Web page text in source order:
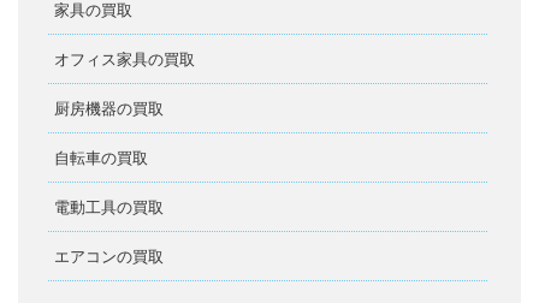
家具の買取
オフィス家具の買取
厨房機器の買取
自転車の買取
電動工具の買取
エアコンの買取